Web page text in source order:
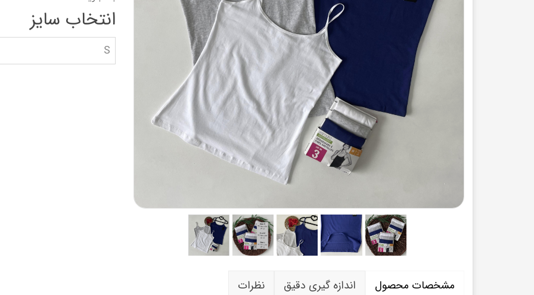
ست لباس مردانه ژاکت زنانه
مایو و گن
سرهم و تولوم
ست لباس زنانه
کیف و کفش
کاپشن زنانه
کاپشن بچه گانهانتخاب سایز
S
مشخصات محصول اندازه گیری دقیق نظرات